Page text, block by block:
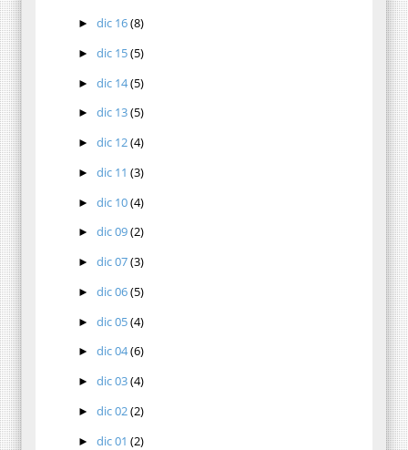
►dic 16(8)
►dic 15(5)
►dic 14(5)
►dic 13(5)
►dic 12(4)
►dic 11(3)
►dic 10(4)
►dic 09(2)
►dic 07(3)
►dic 06(5)
►dic 05(4)
►dic 04(6)
►dic 03(4)
►dic 02(2)
►dic 01(2)